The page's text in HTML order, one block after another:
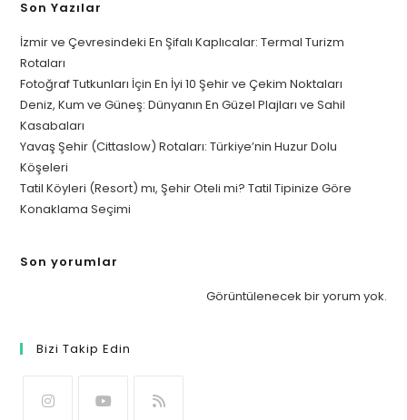
Son Yazılar
İzmir ve Çevresindeki En Şifalı Kaplıcalar: Termal Turizm
Rotaları
Fotoğraf Tutkunları İçin En İyi 10 Şehir ve Çekim Noktaları
Deniz, Kum ve Güneş: Dünyanın En Güzel Plajları ve Sahil
Kasabaları
Yavaş Şehir (Cittaslow) Rotaları: Türkiye’nin Huzur Dolu
Köşeleri
Tatil Köyleri (Resort) mı, Şehir Oteli mi? Tatil Tipinize Göre
Konaklama Seçimi
Son yorumlar
Görüntülenecek bir yorum yok.
Bizi Takip Edin